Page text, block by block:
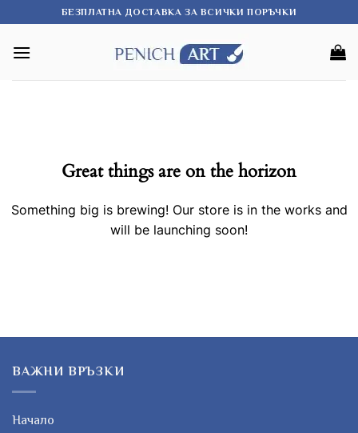
to
content
БЕЗПЛАТНА ДОСТАВКА ЗА ВСИЧКИ ПОРЪЧКИ
Great things are on the horizon
Something big is brewing! Our store is in the works and
will be launching soon!
ВАЖНИ ВРЪЗКИ
Начало